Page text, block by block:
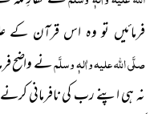
فرمائیں تو وہ اس قرآن کے
صلَّی اللہ علیہ واٰلہٖ وسلَّمنے واضح
نہ ہی اپنے رب کی نافرمانی